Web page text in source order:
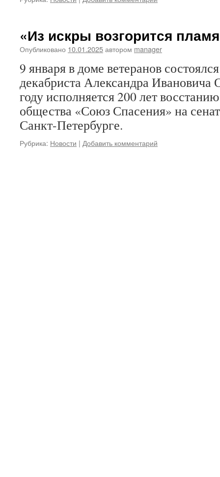
«Из искры возгорится
Опубликовано 10.01.2025автором manager
9 января в доме ветеранов
декабриста Александра Ивановича
году исполняется 200 лет
общества «Союз Спасения» на
Санкт-Петербурге.
Рубрика: Новости | Добавить комментарий